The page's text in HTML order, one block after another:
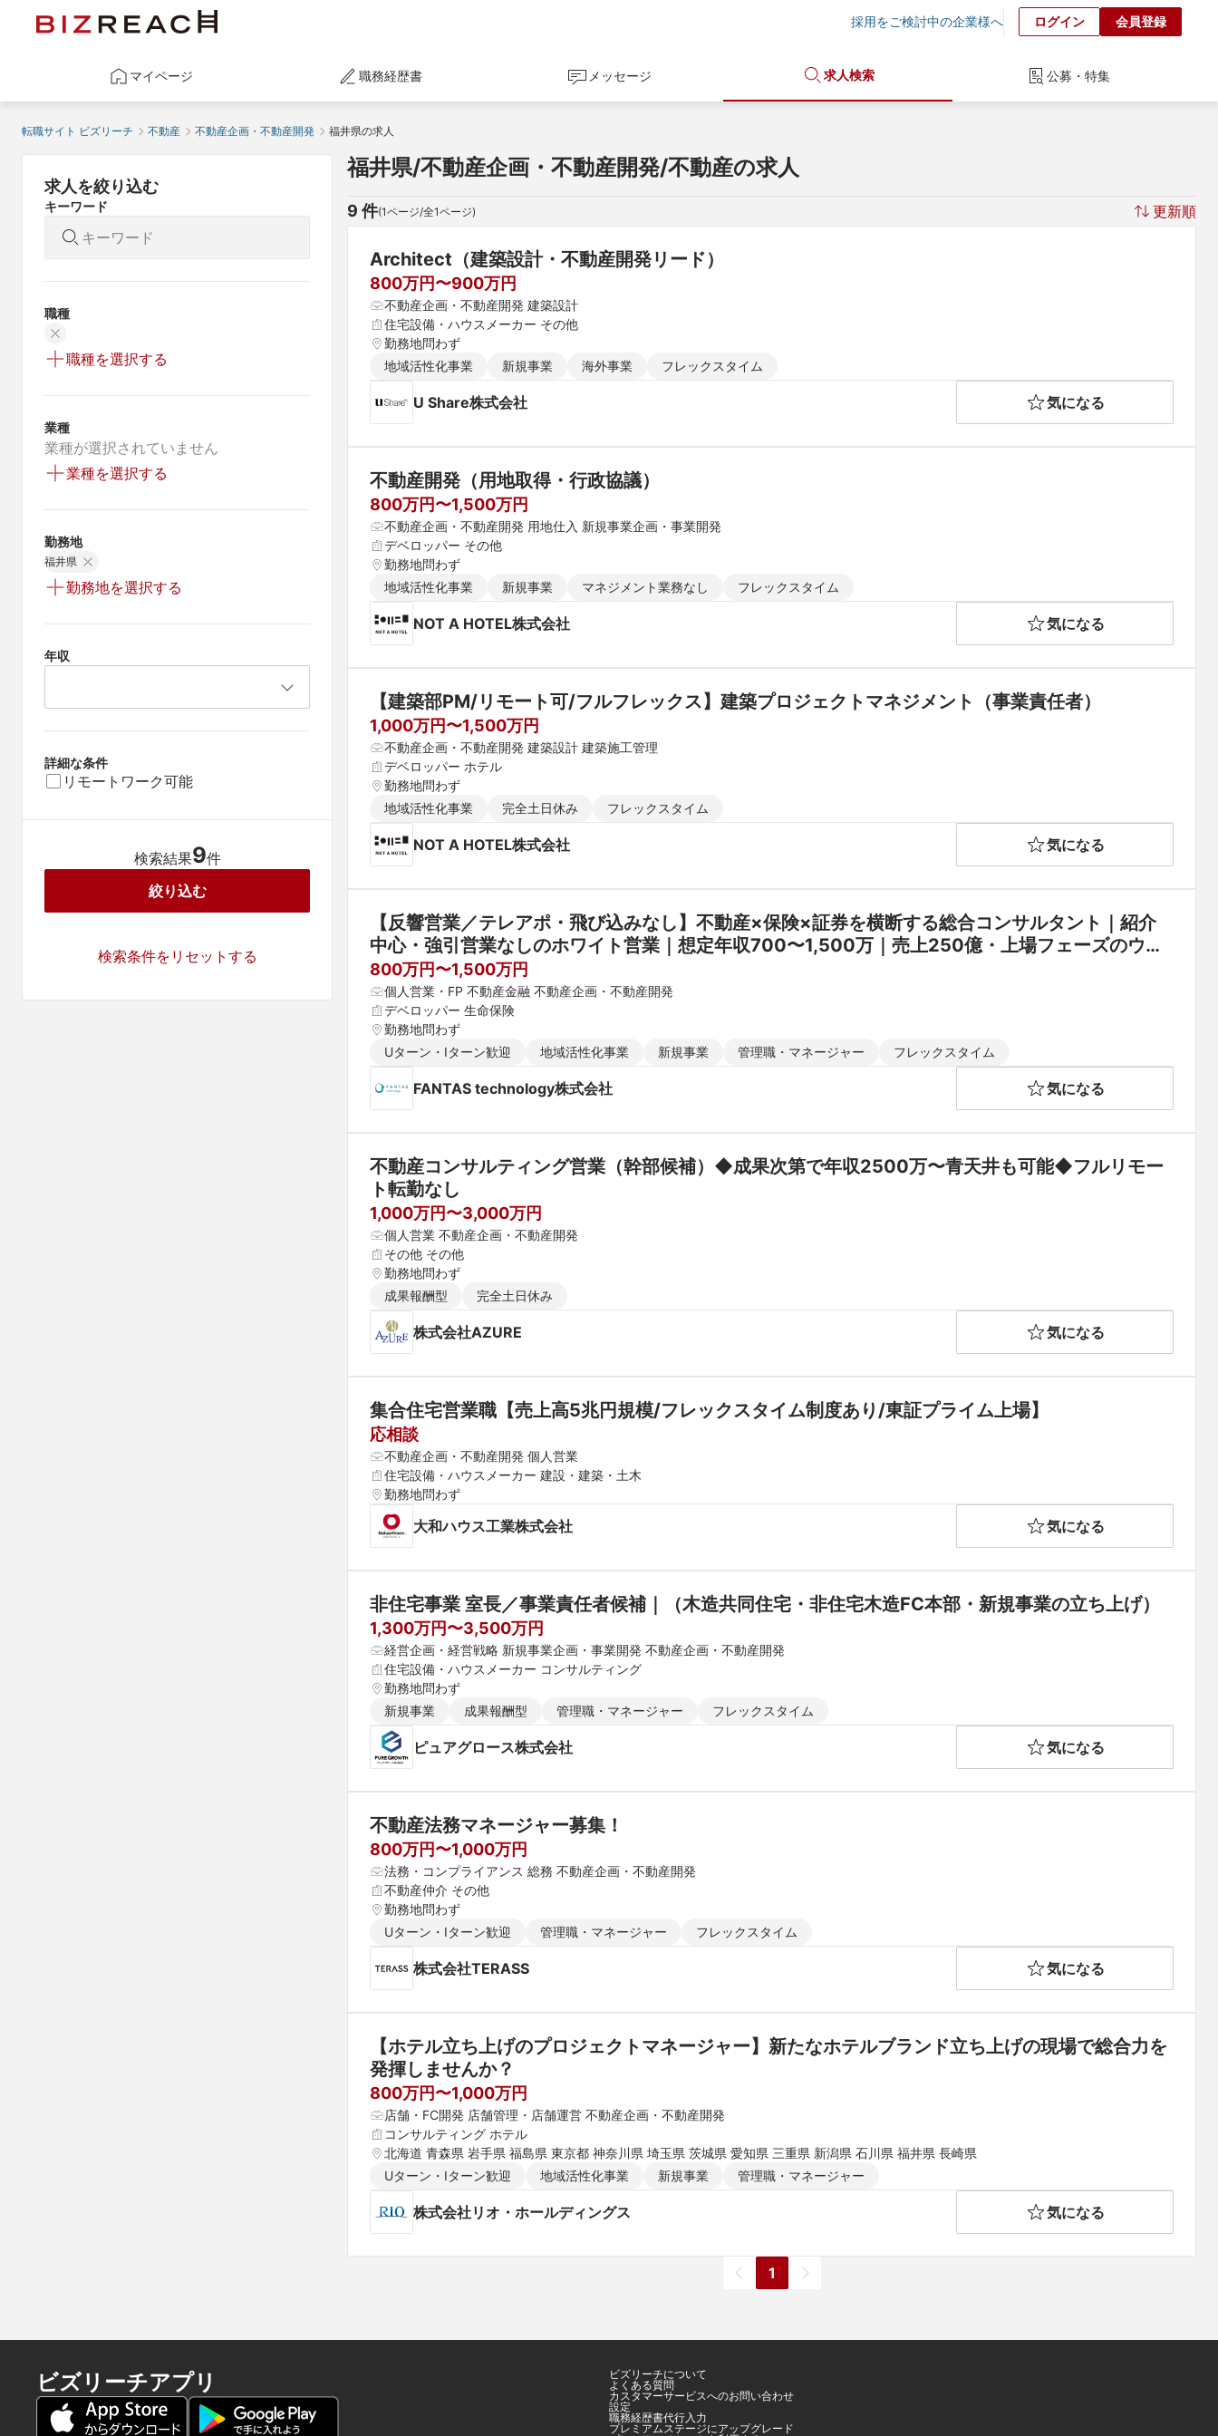
採用をご検討中の企業様へ ログイン 会員登録
マイページ 職務経歴書 メッセージ 求人検索 公募・特集
転職サイト ビズリーチ 不動産 不動産企画・不動産開発 福井県の求人
求人を絞り込む
キーワード
職種
職種を選択する
業種
業種が選択されていません
業種を選択する
勤務地
福井県
勤務地を選択する
年収
詳細な条件
リモートワーク可能
検索結果9件
絞り込む
検索条件をリセットする
福井県/不動産企画・不動産開発/不動産の求人
9 件(1ページ/全1ページ) 更新順
Architect（建築設計・不動産開発リード）
800万円〜900万円
不動産企画・不動産開発 建築設計
住宅設備・ハウスメーカー その他
勤務地問わず
地域活性化事業
新規事業 海外事業 フレックスタイム
U Share株式会社 気になる
不動産開発（用地取得・行政協議）
800万円〜1,500万円
不動産企画・不動産開発 用地仕入 新規事業企画・事業開発
デベロッパー その他
勤務地問わず
地域活性化事業
新規事業 マネジメント業務なし フレックスタイム
NOT A HOTEL株式会社 気になる
【建築部PM/リモート可/フルフレックス】建築プロジェクトマネジメント（事業責任者）
1,000万円〜1,500万円
不動産企画・不動産開発 建築設計 建築施工管理
デベロッパー ホテル
勤務地問わず
地域活性化事業
完全土日休み フレックスタイム
NOT A HOTEL株式会社 気になる
【反響営業／テレアポ・飛び込みなし】不動産×保険×証券を横断する総合コンサルタント｜紹介
中心・強引営業なしのホワイト営業｜想定年収700〜1,500万｜売上250億・上場フェーズのウェ
ルステック企業
800万円〜1,500万円
個人営業・FP 不動産金融 不動産企画・不動産開発
デベロッパー 生命保険
勤務地問わず
Uターン・Iターン歓迎
地域活性化事業 新規事業 管理職・マネージャー フレックスタイム
FANTAS technology株式会社 気になる
不動産コンサルティング営業（幹部候補）◆成果次第で年収2500万〜青天井も可能◆フルリモー
ト転勤なし
1,000万円〜3,000万円
個人営業 不動産企画・不動産開発
その他 その他
勤務地問わず
成果報酬型
完全土日休み
株式会社AZURE 気になる
集合住宅営業職【売上高5兆円規模/フレックスタイム制度あり/東証プライム上場】
応相談
不動産企画・不動産開発 個人営業
住宅設備・ハウスメーカー 建設・建築・土木
勤務地問わず
大和ハウス工業株式会社 気になる
非住宅事業 室長／事業責任者候補｜（木造共同住宅・非住宅木造FC本部・新規事業の立ち上げ）
1,300万円〜3,500万円
経営企画・経営戦略 新規事業企画・事業開発 不動産企画・不動産開発
住宅設備・ハウスメーカー コンサルティング
勤務地問わず
新規事業
成果報酬型 管理職・マネージャー フレックスタイム
ピュアグロース株式会社 気になる
不動産法務マネージャー募集！
800万円〜1,000万円
法務・コンプライアンス 総務 不動産企画・不動産開発
不動産仲介 その他
勤務地問わず
Uターン・Iターン歓迎
管理職・マネージャー フレックスタイム
株式会社TERASS 気になる
【ホテル立ち上げのプロジェクトマネージャー】新たなホテルブランド立ち上げの現場で総合力を
発揮しませんか？
800万円〜1,000万円
店舗・FC開発 店舗管理・店舗運営 不動産企画・不動産開発
コンサルティング ホテル
北海道 青森県 岩手県 福島県 東京都 神奈川県 埼玉県 茨城県 愛知県 三重県 新潟県 石川県 福井県 長崎県
Uターン・Iターン歓迎
地域活性化事業 新規事業 管理職・マネージャー
株式会社リオ・ホールディングス 気になる
1
ビズリーチアプリ
ビズリーチについて
よくある質問
カスタマーサービスへのお問い合わせ
設定
職務経歴書代行入力
プレミアムステージにアップグレード